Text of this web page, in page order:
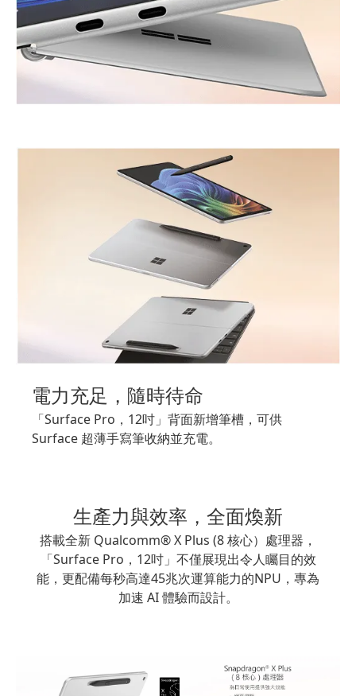
電力充足，隨時待命
「Surface Pro，12吋」背面新增筆槽，可供
Surface 超薄手寫筆收納並充電。
生產力與效率，全面煥新
搭載全新 Qualcomm® X Plus (8 核心）處理器，
「Surface Pro，12吋」不僅展現出令人矚目的效
能，更配備每秒高達45兆次運算能力的NPU，專為
加速 AI 體驗而設計。